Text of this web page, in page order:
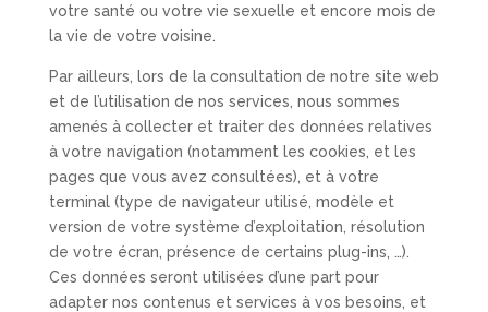
votre santé ou votre vie sexuelle et encore mois de
la vie de votre voisine.
Par ailleurs, lors de la consultation de notre site web
et de l’utilisation de nos services, nous sommes
amenés à collecter et traiter des données relatives
à votre navigation (notamment les cookies, et les
pages que vous avez consultées), et à votre
terminal (type de navigateur utilisé, modèle et
version de votre système d’exploitation, résolution
de votre écran, présence de certains plug-ins, …).
Ces données seront utilisées d’une part pour
adapter nos contenus et services à vos besoins, et